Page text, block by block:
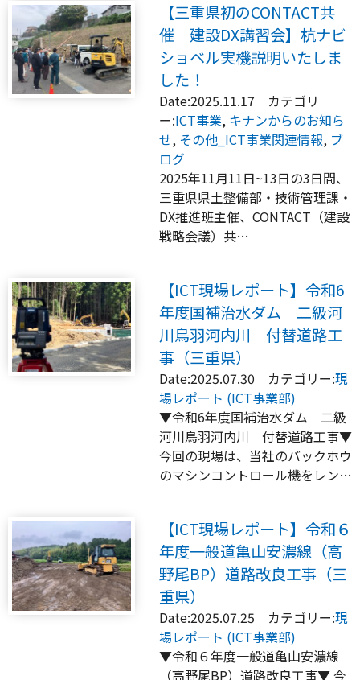
【三重県初のCONTACT共
催 建設DX講習会】杭ナビ
ショベル実機説明いたしま
した！
Date:2025.11.17 カテゴリ
ー:ICT事業, キナンからのお知ら
せ, その他_ICT事業関連情報, ブ
ログ
2025年11月11日~13日の3日間、
三重県県土整備部・技術管理課・
DX推進班主催、CONTACT（建設
戦略会議）共…
【ICT現場レポート】令和6
年度国補治水ダム 二級河
川鳥羽河内川 付替道路工
事（三重県）
Date:2025.07.30 カテゴリー:現
場レポート (ICT事業部)
▼令和6年度国補治水ダム 二級
河川鳥羽河内川 付替道路工事▼
今回の現場は、当社のバックホウ
のマシンコントロール機をレン…
【ICT現場レポート】令和６
年度一般道亀山安濃線（高
野尾BP）道路改良工事（三
重県）
Date:2025.07.25 カテゴリー:現
場レポート (ICT事業部)
▼令和６年度一般道亀山安濃線
（高野尾BP）道路改良工事▼ 今